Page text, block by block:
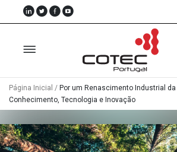
Nós
Página Inicial / Por um Renascimento Industrial
Conhecimento, Tecnologia e Inovação